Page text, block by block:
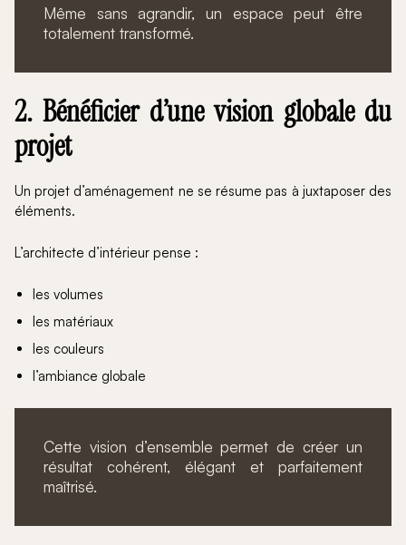
Même sans agrandir, un espace peut être
totalement transformé.
2. Bénéficier d’une vision globale du
projet
Un projet d’aménagement ne se résume pas à juxtaposer des
éléments.
L’architecte d’intérieur pense :
les volumes
les matériaux
les couleurs
l’ambiance globale
Cette vision d’ensemble permet de créer un
résultat cohérent, élégant et parfaitement
maîtrisé.